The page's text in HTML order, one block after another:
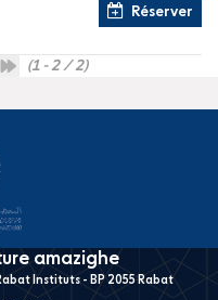
Réserver
(1 - 2 / 2)
amazighe
Instituts - BP 2055 Rabat